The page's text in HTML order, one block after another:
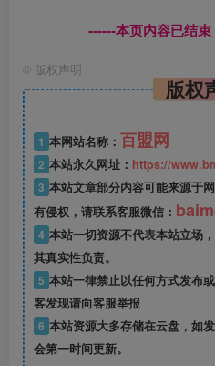
------本页内容已结
© 版权声明
版权
1 本网站名称： 百盟网
2 本站永久网址： https://
3 本站文章部分内容可能来源于
有侵权，请联系客服微信：
4 本站一切资源不代表本站立场
其真实性负责。
5 本站一律禁止以任何方式发布
客发现请向客服举报
6 本站资源大多存储在云盘，如
会第一时间更新。